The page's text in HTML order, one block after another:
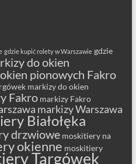
gdzie kupić rolety w Warszawie gdzie
do okien
pionowych Fakro
markizy do okien
Fakro markizy Fakro
markizy Warszawa
Białołęka
drzwiowe moskitiery na
okienne moskitiery
Targówek